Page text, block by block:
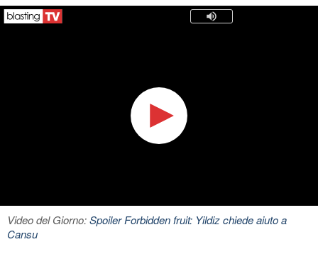
Video del Giorno:Spoiler Forbidden fruit: Yildiz chiede aiuto a
Cansu